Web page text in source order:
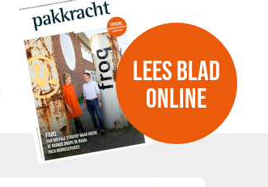
LEES BLAD
ONLINE